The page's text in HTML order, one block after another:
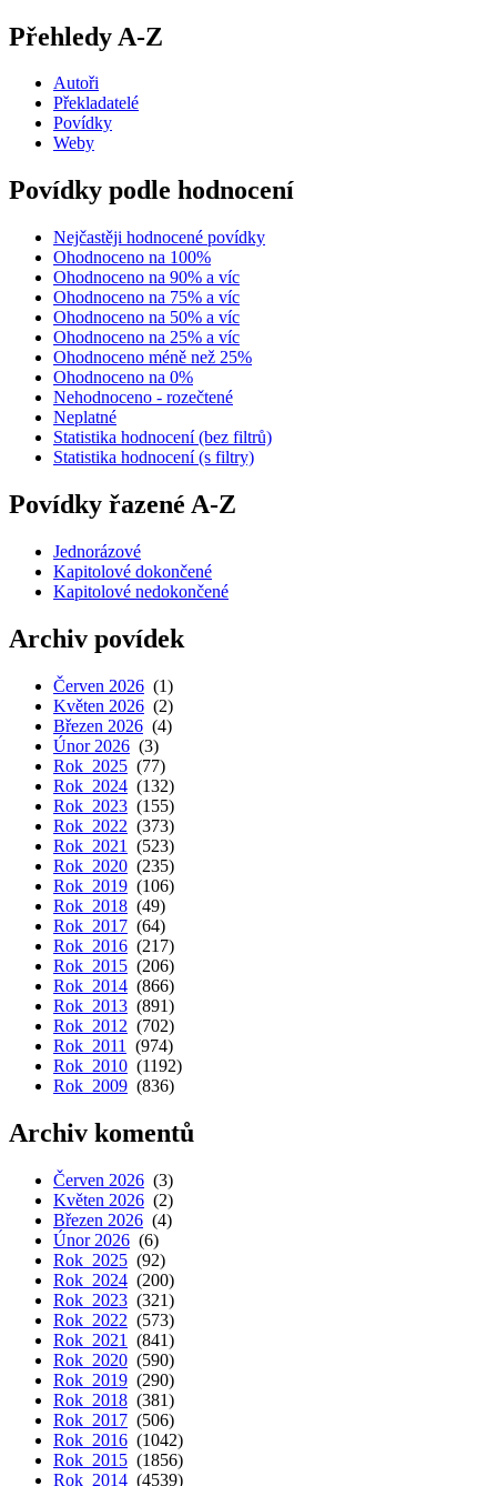
Přehledy A-Z
Autoři
Překladatelé
Povídky
Weby
Povídky podle hodnocení
Nejčastěji hodnocené povídky
Ohodnoceno na 100%
Ohodnoceno na 90% a víc
Ohodnoceno na 75% a víc
Ohodnoceno na 50% a víc
Ohodnoceno na 25% a víc
Ohodnoceno méně než 25%
Ohodnoceno na 0%
Nehodnoceno - rozečtené
Neplatné
Statistika hodnocení (bez filtrů)
Statistika hodnocení (s filtry)
Povídky řazené A-Z
Jednorázové
Kapitolové dokončené
Kapitolové nedokončené
Archiv povídek
Červen 2026 (1)
Květen 2026 (2)
Březen 2026 (4)
Únor 2026 (3)
Rok 2025 (77)
Rok 2024 (132)
Rok 2023 (155)
Rok 2022 (373)
Rok 2021
(523)
Rok 2020 (235)
Rok 2019 (106)
Rok 2018 (49)
Rok 2017 (64)
Rok 2016 (217)
Rok 2015 (206)
Rok 2014 (866)
Rok 2013 (891)
Rok 2012 (702)
Rok 2011
(974)
Rok 2010 (1192)
Rok 2009 (836)
Archiv komentů
Červen 2026 (3)
Květen 2026 (2)
Březen 2026 (4)
Únor 2026 (6)
Rok 2025 (92)
Rok 2024 (200)
Rok 2023 (321)
Rok 2022 (573)
Rok 2021
(841)
Rok 2020 (590)
Rok 2019 (290)
Rok 2018 (381)
Rok 2017 (506)
Rok 2016 (1042)
Rok 2015 (1856)
Rok 2014 (4539)